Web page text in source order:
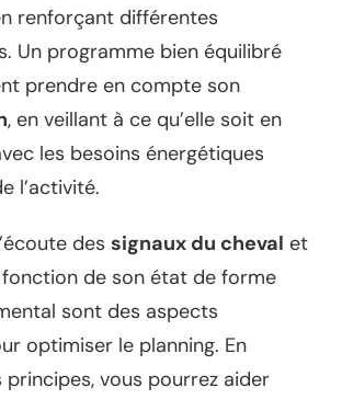
renforçant différentes
Un programme bien équilibré
prendre en compte son
, en veillant à ce qu’elle soit en
les besoins énergétiques
l’activité.
des signaux du cheval et
fonction de son état de forme
sont des aspects
optimiser le planning. En
vous pourrez aider